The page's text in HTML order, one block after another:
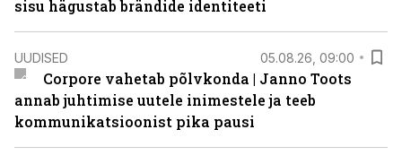
sisu hägustab brändide identiteeti
UUDISED 05.08.26, 09:00
Corpore vahetab põlvkonda | Janno Toots
annab juhtimise uutele inimestele ja teeb
kommunikatsioonist pika pausi